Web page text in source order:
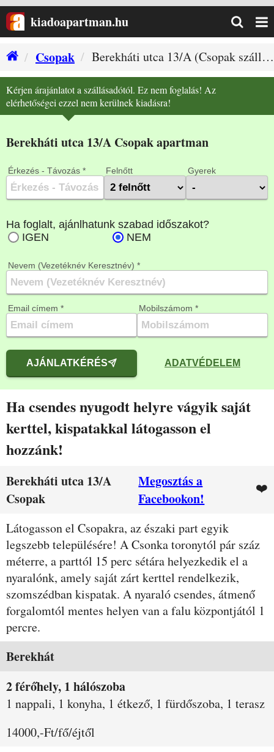
kiadoapartman.hu
Csopak
Berekháti utca 13/A (Csopak szállás)
Kérjen árajánlatot a szállásadótól. Ez nem foglalás! Az
elérhetőségei ezzel nem kerülnek kiadásra!
Berekháti utca 13/A Csopak apartman
Érkezés - Távozás * Felnőtt Gyerek
Nevem (Vezetéknév Keresztnév) *
Email címem * Mobilszámom *
AJÁNLATKÉRÉS ADATVÉDELEM
Ha csendes nyugodt helyre vágyik saját
kerttel, kispatakkal látogasson el
hozzánk!
Berekháti utca 13/A
Csopak
Megosztás a
Facebookon!
❤️
Leírás
Látogasson el Csopakra, az északi part egyik
legszebb településére! A Csonka toronytól pár száz
méterre, a parttól 15 perc sétára helyezkedik el a
nyaralónk, amely saját zárt kerttel rendelkezik,
szomszédban kispatak. A nyaraló csendes, átmenő
forgalomtól mentes helyen van a falu központjától 1
percre.
Szobák és árak
Berekhát
2 férőhely, 1 hálószoba
1 nappali, 1 konyha, 1 étkező, 1 fürdőszoba, 1 terasz
14000,-Ft/fő/éjtől